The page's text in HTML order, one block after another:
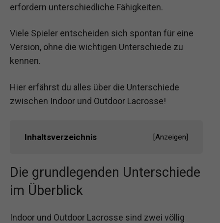
erfordern unterschiedliche Fähigkeiten.
Viele Spieler entscheiden sich spontan für eine
Version, ohne die wichtigen Unterschiede zu
kennen.
Hier erfährst du alles über die Unterschiede
zwischen Indoor und Outdoor Lacrosse!
Inhaltsverzeichnis [Anzeigen]
Die grundlegenden Unterschiede
im Überblick
Indoor und Outdoor Lacrosse sind zwei völlig